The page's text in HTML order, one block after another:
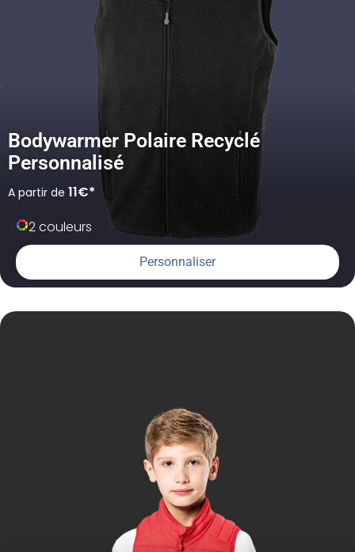
Bodywarmer Polaire Recyclé
Personnalisé
A partir de 11€*
2 couleurs
Personnaliser